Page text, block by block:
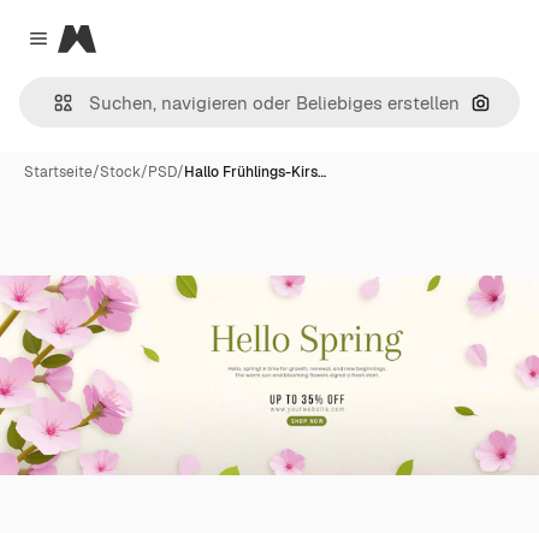
Close menu
Magnific
Nach
Startseite/Stock/PSD/Hallo Frühlings-Kirs…